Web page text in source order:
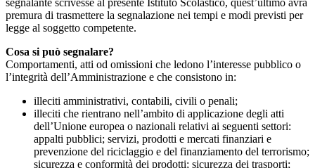
segnalante scrivesse al presente Istituto Scolastico, quest’ultimo avrà
premura di trasmettere la segnalazione nei tempi e modi previsti per
legge al soggetto competente.
Cosa si può segnalare?
Comportamenti, atti od omissioni che ledono l’interesse pubblico o
l’integrità dell’Amministrazione e che consistono in:
illeciti amministrativi, contabili, civili o penali;
illeciti che rientrano nell’ambito di applicazione degli atti
dell’Unione europea o nazionali relativi ai seguenti settori:
appalti pubblici; servizi, prodotti e mercati finanziari e
prevenzione del riciclaggio e del finanziamento del terrorismo;
sicurezza e conformità dei prodotti; sicurezza dei trasporti;